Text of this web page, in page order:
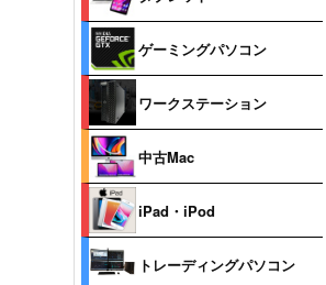
ゲーミングパソコン
ワークステーション
中古Mac
iPad・iPod
トレーディングパソコン